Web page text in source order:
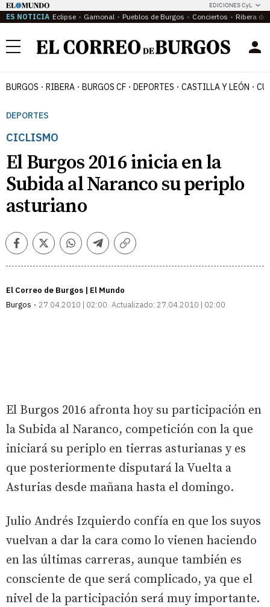
EDICIONES CyL
ES NOTICIA Eclipse Gamonal Pueblos de Burgos Conciertos Ribera del
Menú
BURGOS RIBERA BURGOS CF DEPORTES CASTILLA Y LEÓN
DEPORTES
CICLISMO
El Burgos 2016 inicia en la
Subida al Naranco su periplo
asturiano
FacebookTwitterWhatsappTelegramCopiar
El Correo de Burgos | El Mundo
Burgos
27.04.2010 | 02:00 Actualizado: 27.04.2010 | 02:00
El Burgos 2016 afronta hoy su participación en
la Subida al Naranco, competición con la que
iniciará su periplo en tierras asturianas y es
que posteriormente disputará la Vuelta a
Asturias desde mañana hasta el domingo.
Julio Andrés Izquierdo confía en que los suyos
vuelvan a dar la cara como lo vienen haciendo
en las últimas carreras, aunque también es
consciente de que será complicado, ya que el
nivel de la participación será muy importante.